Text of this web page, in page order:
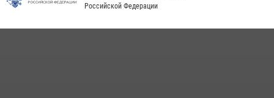
Российской Федерации